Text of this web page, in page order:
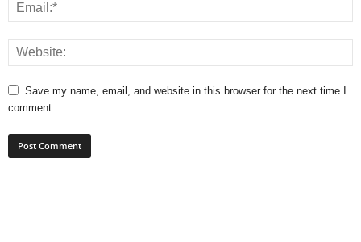
Save my name, email, and website in this browser for the next time I
comment.